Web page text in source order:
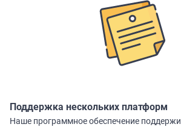
Поддержка нескольких платформ
Наше программное обеспечение